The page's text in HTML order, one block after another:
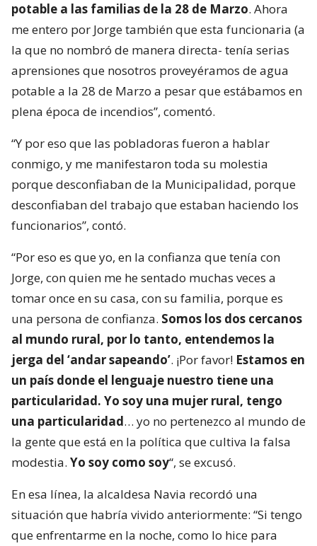
potable a las familias de la 28 de Marzo. Ahora
me entero por Jorge también que esta funcionaria (a
la que no nombró de manera directa- tenía serias
aprensiones que nosotros proveyéramos de agua
potable a la 28 de Marzo a pesar que estábamos en
plena época de incendios”, comentó.
“Y por eso que las pobladoras fueron a hablar
conmigo, y me manifestaron toda su molestia
porque desconfiaban de la Municipalidad, porque
desconfiaban del trabajo que estaban haciendo los
funcionarios”, contó.
“Por eso es que yo, en la confianza que tenía con
Jorge, con quien me he sentado muchas veces a
tomar once en su casa, con su familia, porque es
una persona de confianza. Somos los dos cercanos
al mundo rural, por lo tanto, entendemos la
jerga del ‘andar sapeando’. ¡Por favor! Estamos en
un país donde el lenguaje nuestro tiene una
particularidad. Yo soy una mujer rural, tengo
una particularidad… yo no pertenezco al mundo de
la gente que está en la política que cultiva la falsa
modestia. Yo soy como soy“, se excusó.
En esa línea, la alcaldesa Navia recordó una
situación que habría vivido anteriormente: “Si tengo
que enfrentarme en la noche, como lo hice para